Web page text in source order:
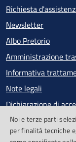
Richiesta
Newsletter
Albo Pretorio
Amministrazione
Informativa
Note legali
Dichiarazione di
Obiettivi di
Segnalazioni
Noi e terze parti
per finalità tecniche